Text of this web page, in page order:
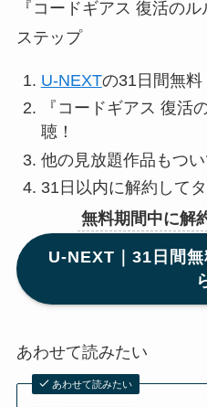
『コードギアス 復活の
ステップ
U-NEXTの31日間無料
『コードギアス 復活
聴！
他の見放題作品もつい
31日以内に解約してタ
無料期間中に解
U-NEXT｜31日間
あわせて読みたい
あわせて読みたい